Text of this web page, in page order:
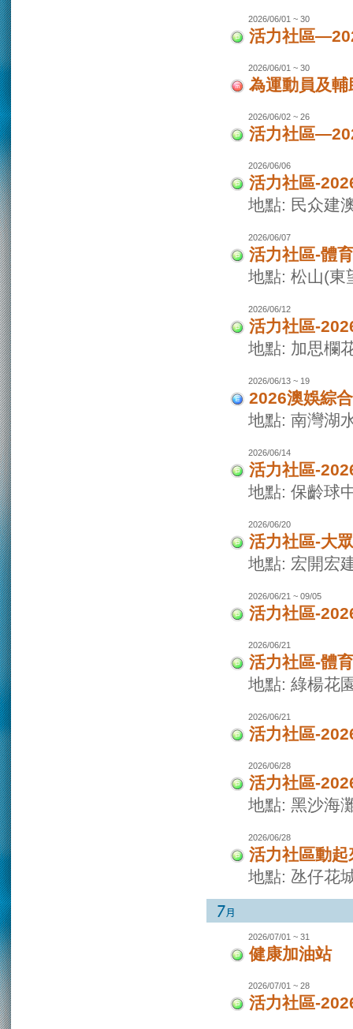
2026/06/01 ~ 30
活力社區
2026/06/01 ~ 30
為運動員及
2026/06/02 ~ 26
活力社區
2026/06/06
活力社區-
地點: 民众建
2026/06/07
活力社區-體
地點: 松山(東
2026/06/12
活力社區-
地點: 加思欄
2026/06/13 ~ 19
2026澳娛綜
地點: 南灣湖
2026/06/14
活力社區-
地點: 保齡球
2026/06/20
活力社區-大
地點: 宏開宏
2026/06/21 ~ 09/05
活力社區-
2026/06/21
活力社區-體
地點: 綠楊花
2026/06/21
活力社區-
2026/06/28
活力社區-
地點: 黑沙海
2026/06/28
活力社區動
地點: 氹仔花
2026/07/01 ~ 31
健康加油站
2026/07/01 ~ 28
活力社區-